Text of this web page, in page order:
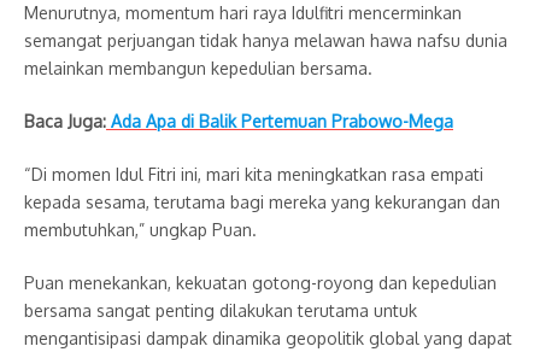
Menurutnya, momentum hari raya Idulfitri mencerminkan
semangat perjuangan tidak hanya melawan hawa nafsu dunia
melainkan membangun kepedulian bersama.
Baca Juga: Ada Apa di Balik Pertemuan Prabowo-Mega
“Di momen Idul Fitri ini, mari kita meningkatkan rasa empati
kepada sesama, terutama bagi mereka yang kekurangan dan
membutuhkan,” ungkap Puan.
Puan menekankan, kekuatan gotong-royong dan kepedulian
bersama sangat penting dilakukan terutama untuk
mengantisipasi dampak dinamika geopolitik global yang dapat